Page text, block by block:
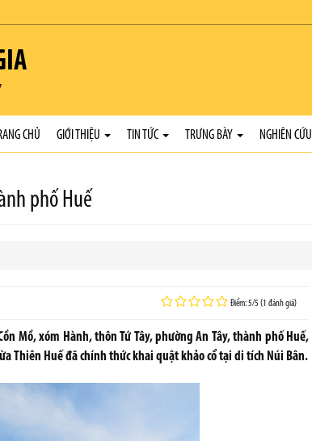
CHỦ GIỚI THIỆU TIN TỨC TRƯNG BÀY NGHIÊN CỨU
phố Huế
Điểm: 5/5 (1 đánh giá)
Mồ, xóm Hành, thôn Tứ Tây, phường An Tây, thành phố Huế,
Thiên Huế đã chính thức khai quật khảo cổ tại di tích Núi Bân.